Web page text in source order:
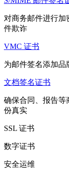
对商务邮件进行加
件欺诈
VMC 证书
为邮件签名添加
文档签名证书
确保合同、报告等
份真实
SSL 证书
数字证书
安全运维